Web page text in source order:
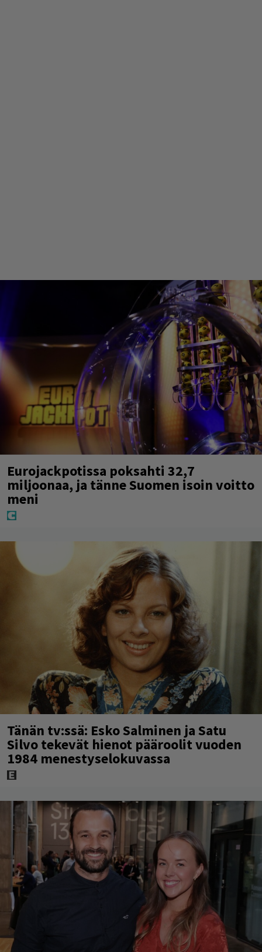
Eurojackpotissa poksahti 32,7
miljoonaa, ja tänne Suomen isoin voitto
meni
Tänän tv:ssä: Esko Salminen ja Satu
Silvo tekevät hienot pääroolit vuoden
1984 menestyselokuvassa